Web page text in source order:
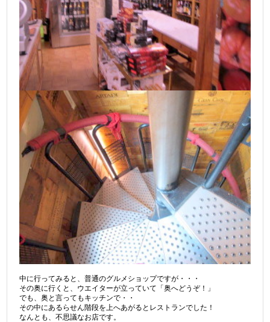
中に行ってみると、普通のグルメショップですが・・・
その奥に行くと、ウエイターが立っていて「奥へどうぞ！」
でも、奥と言ってもキッチンで・・
その中にあるらせん階段を上へあがるとレストランでした！
なんとも、不思議なお店です。